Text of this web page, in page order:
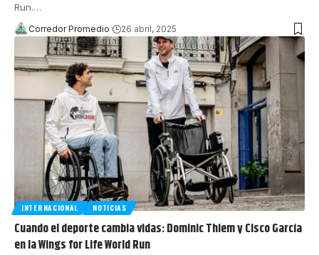
Run.…
Corredor Promedio 26 abril, 2025
INTERNACIONAL NOTICIAS
Cuando el deporte cambia vidas: Dominic Thiem y Cisco García
en la Wings for Life World Run